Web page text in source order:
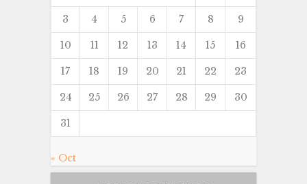
3 4 5 6 7 8 9
10 11 12 13 14 15 16
17 18 19 20 21 22 23
24 25 26 27 28 29 30
31
« Oct